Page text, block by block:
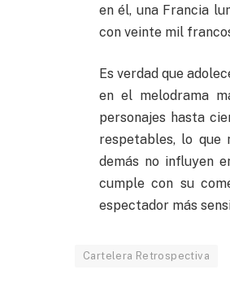
en él, una Francia
con veinte mil
Es verdad que
en el melodrama
personajes hasta
respetables, lo que
demás no influyen
cumple con su
espectador más
Cartelera Retrospectiva